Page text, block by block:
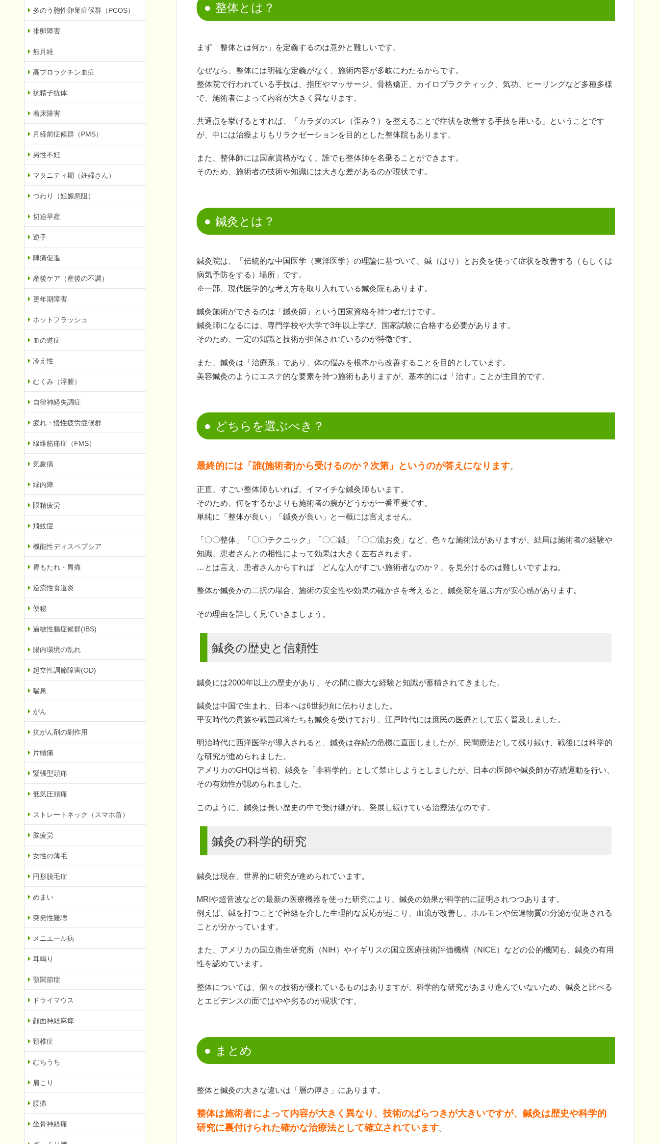
整体とは？
まず「整体とは何か」を定義するのは意外と難しいです。
なぜなら、整体には明確な定義がなく、施術内容が多岐にわたるからです。
整体院で行われている手技は、指圧やマッサージ、骨格矯正、カイロプラクティック、気功、ヒーリングなど多種多様
で、施術者によって内容が大きく異なります。
共通点を挙げるとすれば、「カラダのズレ（歪み？）を整えることで症状を改善する手技を用いる」ということです
が、中には治療よりもリラクゼーションを目的とした整体院もあります。
また、整体師には国家資格がなく、誰でも整体師を名乗ることができます。
そのため、施術者の技術や知識には大きな差があるのが現状です。
鍼灸とは？
鍼灸院は、「伝統的な中国医学（東洋医学）の理論に基づいて、鍼（はり）とお灸を使って症状を改善する（もしくは
病気予防をする）場所」です。
※一部、現代医学的な考え方を取り入れている鍼灸院もあります。
鍼灸施術ができるのは「鍼灸師」という国家資格を持つ者だけです。
鍼灸師になるには、専門学校や大学で3年以上学び、国家試験に合格する必要があります。
そのため、一定の知識と技術が担保されているのが特徴です。
また、鍼灸は「治療系」であり、体の悩みを根本から改善することを目的としています。
美容鍼灸のようにエステ的な要素を持つ施術もありますが、基本的には「治す」ことが主目的です。
どちらを選ぶべき？
最終的には「誰(施術者)から受けるのか？次第」というのが答えになります。
正直、すごい整体師もいれば、イマイチな鍼灸師もいます。
そのため、何をするかよりも施術者の腕がどうかが一番重要です。
単純に「整体が良い」「鍼灸が良い」と一概には言えません。
「〇〇整体」「〇〇テクニック」「〇〇鍼」「〇〇流お灸」など、色々な施術法がありますが、結局は施術者の経験や
知識、患者さんとの相性によって効果は大きく左右されます。
…とは言え、患者さんからすれば「どんな人がすごい施術者なのか？」を見分けるのは難しいですよね。
整体か鍼灸かの二択の場合、施術の安全性や効果の確かさを考えると、鍼灸院を選ぶ方が安心感があります。
その理由を詳しく見ていきましょう。
鍼灸の歴史と信頼性
鍼灸には2000年以上の歴史があり、その間に膨大な経験と知識が蓄積されてきました。
鍼灸は中国で生まれ、日本へは6世紀頃に伝わりました。
平安時代の貴族や戦国武将たちも鍼灸を受けており、江戸時代には庶民の医療として広く普及しました。
明治時代に西洋医学が導入されると、鍼灸は存続の危機に直面しましたが、民間療法として残り続け、戦後には科学的
な研究が進められました。
アメリカのGHQは当初、鍼灸を「非科学的」として禁止しようとしましたが、日本の医師や鍼灸師が存続運動を行い、
その有効性が認められました。
このように、鍼灸は長い歴史の中で受け継がれ、発展し続けている治療法なのです。
鍼灸の科学的研究
鍼灸は現在、世界的に研究が進められています。
MRIや超音波などの最新の医療機器を使った研究により、鍼灸の効果が科学的に証明されつつあります。
例えば、鍼を打つことで神経を介した生理的な反応が起こり、血流が改善し、ホルモンや伝達物質の分泌が促進される
ことが分かっています。
また、アメリカの国立衛生研究所（NIH）やイギリスの国立医療技術評価機構（NICE）などの公的機関も、鍼灸の有用
性を認めています。
整体については、個々の技術が優れているものはありますが、科学的な研究があまり進んでいないため、鍼灸と比べる
とエビデンスの面ではやや劣るのが現状です。
まとめ
整体と鍼灸の大きな違いは「層の厚さ」にあります。
整体は施術者によって内容が大きく異なり、技術のばらつきが大きいですが、鍼灸は歴史や科学的
研究に裏付けられた確かな治療法として確立されています。
多のう胞性卵巣症候群（PCOS）
排卵障害
無月経
高プロラクチン血症
抗精子抗体
着床障害
月経前症候群（PMS）
男性不妊
マタニティ期（妊婦さん）
つわり（妊娠悪阻）
切迫早産
逆子
陣痛促進
産後ケア（産後の不調）
更年期障害
ホットフラッシュ
血の道症
冷え性
むくみ（浮腫）
自律神経失調症
疲れ・慢性疲労症候群
線維筋痛症（FMS）
気象病
緑内障
眼精疲労
飛蚊症
機能性ディスペプシア
胃もたれ・胃痛
逆流性食道炎
便秘
過敏性腸症候群(IBS)
腸内環境の乱れ
起立性調節障害(OD)
喘息
がん
抗がん剤の副作用
片頭痛
緊張型頭痛
低気圧頭痛
ストレートネック（スマホ首）
脳疲労
女性の薄毛
円形脱毛症
めまい
突発性難聴
メニエール病
耳鳴り
顎関節症
ドライマウス
顔面神経麻痺
頚椎症
むちうち
肩こり
腰痛
坐骨神経痛